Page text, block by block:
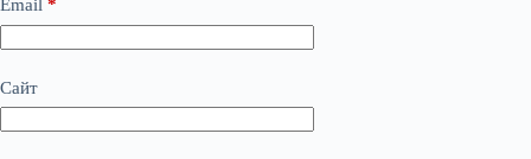
Email *
Сайт